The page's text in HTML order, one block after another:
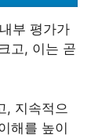
부 평가가
고, 이는 곧
, 지속적으
해를 높이